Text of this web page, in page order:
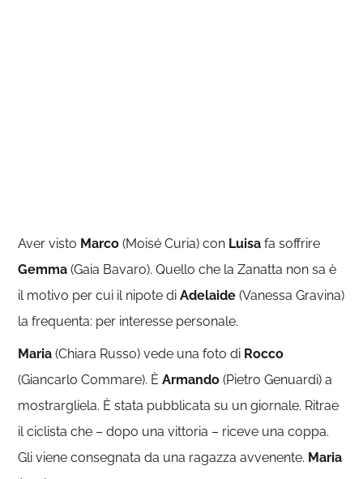
Aver visto Marco (Moisé Curia) con Luisa fa soffrire
Gemma (Gaia Bavaro). Quello che la Zanatta non sa è
il motivo per cui il nipote diAdelaide (Vanessa Gravina)
la frequenta: per interesse personale.
Maria (Chiara Russo) vede una foto di Rocco
(Giancarlo Commare). ÈArmando (Pietro Genuardi) a
mostrargliela. È stata pubblicata su un giornale. Ritrae
il ciclista che – dopo una vittoria – riceve una coppa.
Gli viene consegnata da una ragazza avvenente. Maria